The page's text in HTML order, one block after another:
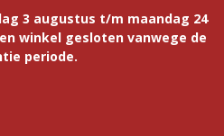
3 augustus t/m maandag 24
winkel gesloten vanwege de
periode.